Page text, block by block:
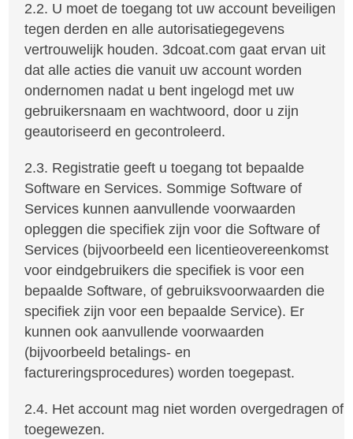
2.2. U moet de toegang tot uw account beveiligen
tegen derden en alle autorisatiegegevens
vertrouwelijk houden. 3dcoat.com gaat ervan uit
dat alle acties die vanuit uw account worden
ondernomen nadat u bent ingelogd met uw
gebruikersnaam en wachtwoord, door u zijn
geautoriseerd en gecontroleerd.
2.3. Registratie geeft u toegang tot bepaalde
Software en Services. Sommige Software of
Services kunnen aanvullende voorwaarden
opleggen die specifiek zijn voor die Software of
Services (bijvoorbeeld een licentieovereenkomst
voor eindgebruikers die specifiek is voor een
bepaalde Software, of gebruiksvoorwaarden die
specifiek zijn voor een bepaalde Service). Er
kunnen ook aanvullende voorwaarden
(bijvoorbeeld betalings- en
factureringsprocedures) worden toegepast.
2.4. Het account mag niet worden overgedragen of
toegewezen.